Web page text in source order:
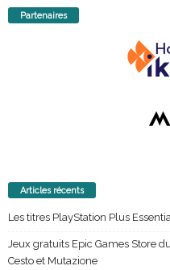
Partenaires
Articles récents
Les titres PlayStation Plus
Jeux gratuits Epic Games Store
Cesto et Mutazione